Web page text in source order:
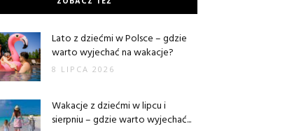
Lato z dziećmi w Polsce – gdzie
warto wyjechać na wakacje?
8 LIPCA 2026
Wakacje z dziećmi w lipcu i
sierpniu – gdzie warto wyjechać...